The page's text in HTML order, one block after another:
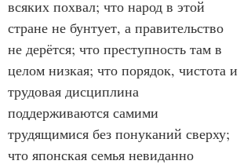
всяких похвал; что народ в этой
стране не бунтует, а правительство
не дерётся; что преступность там в
целом низкая; что порядок, чистота и
трудовая дисциплина
поддерживаются самими
трудящимися без понуканий сверху;
что японская семья невиданно